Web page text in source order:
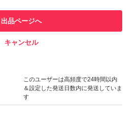
での取引実績があります
このユーザーは高頻度で24時間以内
＆設定した発送日数内に発送していま
す
出品ページへ
キャンセル